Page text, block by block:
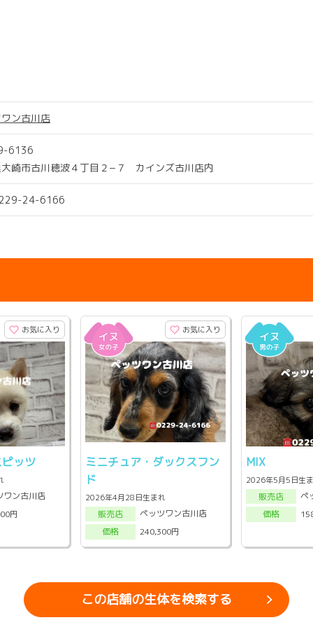
ン古川店
6136
大崎市古川穂波４丁目２−７ カインズ古川店内
24-6166
お気に入り
ッツ
ワン古川店
円
お気に入り
ミニチュア・ダックスフン
ド
2026年4月28日生まれ
販売店
ペッツワン古川店
価格
240,300円
MIX
2026年5月5日生
販売店
ペ
価格
この店舗の生体を検索する